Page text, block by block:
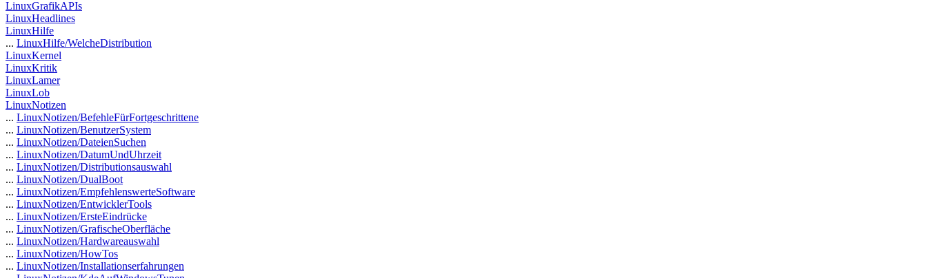
LinuxGrafikAPIs
LinuxHeadlines
LinuxHilfe
... LinuxHilfe/WelcheDistribution
LinuxKernel
LinuxKritik
LinuxLamer
LinuxLob
LinuxNotizen
... LinuxNotizen/BefehleFürFortgeschrittene
... LinuxNotizen/BenutzerSystem
... LinuxNotizen/DateienSuchen
... LinuxNotizen/DatumUndUhrzeit
... LinuxNotizen/Distributionsauswahl
... LinuxNotizen/DualBoot
... LinuxNotizen/EmpfehlenswerteSoftware
... LinuxNotizen/EntwicklerTools
... LinuxNotizen/ErsteEindrücke
... LinuxNotizen/GrafischeOberfläche
... LinuxNotizen/Hardwareauswahl
... LinuxNotizen/HowTos
... LinuxNotizen/Installationserfahrungen